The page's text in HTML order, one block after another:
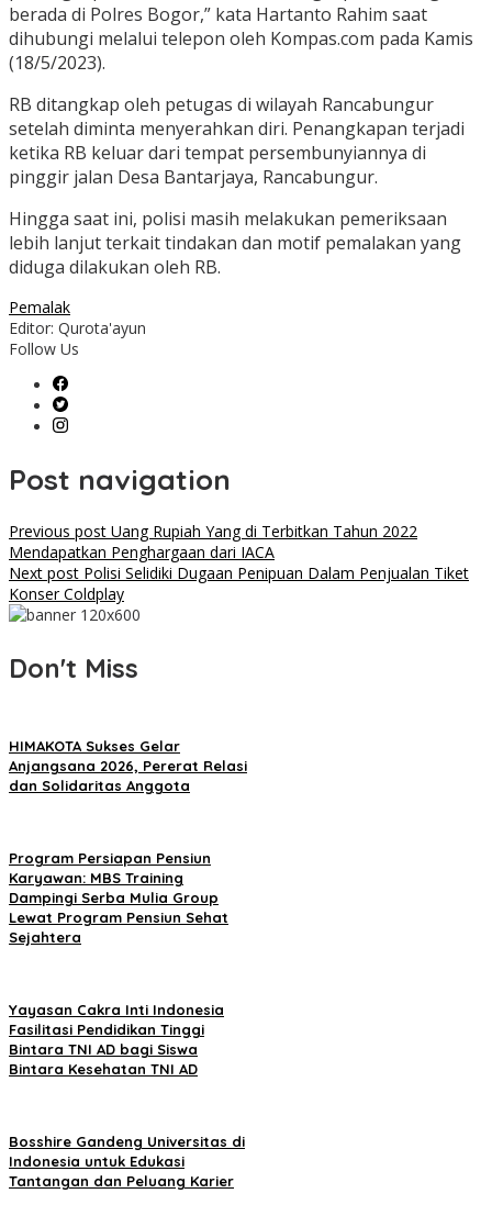
berada di Polres Bogor,” kata Hartanto Rahim saat
dihubungi melalui telepon oleh Kompas.com pada Kamis
(18/5/2023).
RB ditangkap oleh petugas di wilayah Rancabungur
setelah diminta menyerahkan diri. Penangkapan terjadi
ketika RB keluar dari tempat persembunyiannya di
pinggir jalan Desa Bantarjaya, Rancabungur.
Hingga saat ini, polisi masih melakukan pemeriksaan
lebih lanjut terkait tindakan dan motif pemalakan yang
diduga dilakukan oleh RB.
Pemalak
Editor: Qurota'ayun
Follow Us
Post navigation
Previous post Uang Rupiah Yang di Terbitkan Tahun 2022
Mendapatkan Penghargaan dari IACA
Next post Polisi Selidiki Dugaan Penipuan Dalam Penjualan Tiket
Konser Coldplay
Don't Miss
HIMAKOTA Sukses Gelar
Anjangsana 2026, Pererat Relasi
dan Solidaritas Anggota
Program Persiapan Pensiun
Karyawan: MBS Training
Dampingi Serba Mulia Group
Lewat Program Pensiun Sehat
Sejahtera
Yayasan Cakra Inti Indonesia
Fasilitasi Pendidikan Tinggi
Bintara TNI AD bagi Siswa
Bintara Kesehatan TNI AD
Bosshire Gandeng Universitas di
Indonesia untuk Edukasi
Tantangan dan Peluang Karier